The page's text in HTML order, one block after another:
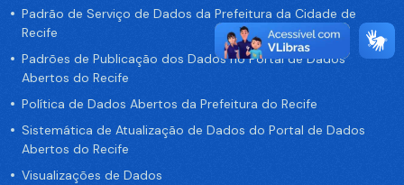
Padrão de Serviço de Dados da Prefeitura da Cidade de
Recife
Padrões de Publicação dos Dados no Portal de Dados
Abertos do Recife
Política de Dados Abertos da Prefeitura do Recife
Sistemática de Atualização de Dados do Portal de Dados
Abertos do Recife
Visualizações de Dados